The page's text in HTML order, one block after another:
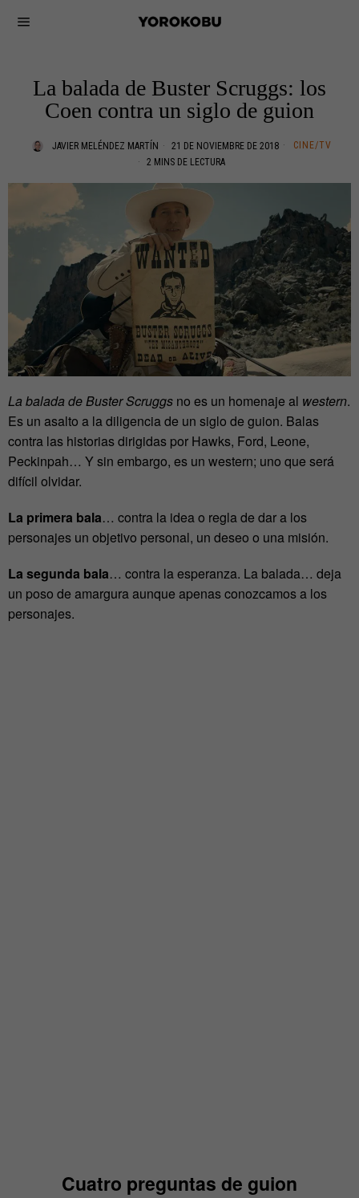
La balada de Buster Scruggs: los
Coen contra un siglo de guion
JAVIER MELÉNDEZ MARTÍN 21 DE NOVIEMBRE DE 2018
CINE/TV
2 MINS DE LECTURA
La balada de Buster Scruggs no es un homenaje al western.
Es un asalto a la diligencia de un siglo de guion. Balas
contra las historias dirigidas por Hawks, Ford, Leone,
Peckinpah… Y sin embargo, es un western; uno que será
difícil olvidar.
La primera bala… contra la idea o regla de dar a los
personajes un objetivo personal, un deseo o una misión.
La segunda bala… contra la esperanza. La balada… deja
un poso de amargura aunque apenas conozcamos a los
personajes.
Cuatro preguntas de guion